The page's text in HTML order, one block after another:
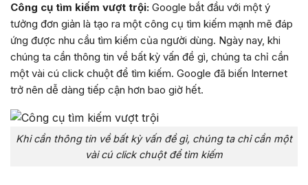
Công cụ tìm kiếm vượt trội: Google bắt đầu với một ý
tưởng đơn giản là tạo ra một công cụ tìm kiếm mạnh mẽ đáp
ứng được nhu cầu tìm kiếm của người dùng. Ngày nay, khi
chúng ta cần thông tin về bất kỳ vấn đề gì, chúng ta chỉ cần
một vài cú click chuột để tìm kiếm. Google đã biến Internet
trở nên dễ dàng tiếp cận hơn bao giờ hết.
Khi cần thông tin về bất kỳ vấn đề gì, chúng ta chỉ cần một
vài cú click chuột để tìm kiếm